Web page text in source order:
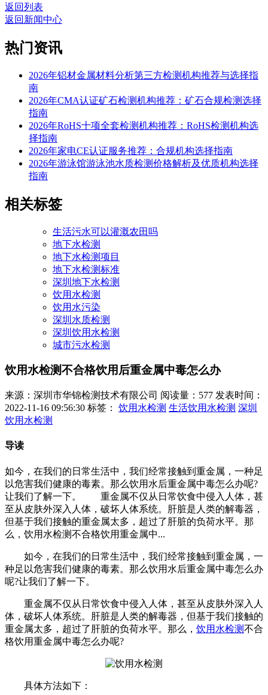
返回列表
返回新闻中心
热门资讯
2026年铝材金属材料分析第三方检测机构推荐与选择指
南
2026年CMA认证矿石检测机构推荐：矿石合规检测选择
指南
2026年RoHS十项全套检测机构推荐：RoHS检测机构选
择指南
2026年家电CE认证服务推荐：合规机构选择指南
2026年游泳馆游泳池水质检测价格解析及优质机构选择
指南
相关标签
生活污水可以灌溉农田吗
地下水检测
地下水检测项目
地下水检测标准
深圳地下水检测
饮用水检测
饮用水污染
深圳水质检测
深圳饮用水检测
城市污水检测
饮用水检测不合格饮用后重金属中毒怎么办
来源：深圳市华锦检测技术有限公司 阅读量：577 发表时间：
2022-11-16 09:56:30 标签： 饮用水检测 生活饮用水检测 深圳
饮用水检测
导读
如今，在我们的日常生活中，我们经常接触到重金属，一种足
以危害我们健康的毒素。那么饮用水后重金属中毒怎么办呢?
让我们了解一下。 重金属不仅从日常饮食中侵入人体，甚
至从皮肤外深入人体，破坏人体系统。肝脏是人类的解毒器，
但基于我们接触的重金属太多，超过了肝脏的负荷水平。那
么，饮用水检测不合格饮用重金属中...
如今，在我们的日常生活中，我们经常接触到重金属，一
种足以危害我们健康的毒素。那么饮用水后重金属中毒怎么办
呢?让我们了解一下。
重金属不仅从日常饮食中侵入人体，甚至从皮肤外深入人
体，破坏人体系统。肝脏是人类的解毒器，但基于我们接触的
重金属太多，超过了肝脏的负荷水平。那么， 饮用水检测不合
格饮用重金属中毒怎么办呢?
具体方法如下：